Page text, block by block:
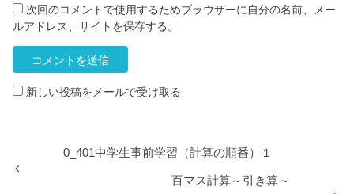
次回のコメントで使用するためブラウザーに自分の名前、メー
ルアドレス、サイトを保存する。
新しい投稿をメールで受け取る
0_401中学生事前学習（計算の順番）１
百マス計算～引き算～